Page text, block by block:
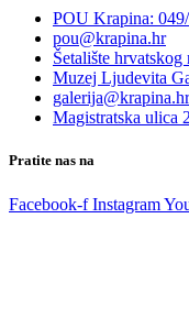
POU Krapina:
pou@krapina.hr
Šetalište
Muzej Ljudevita
galerija@krapina.hr
Magistratska ulica
Pratite nas na
Facebook-f Instagram